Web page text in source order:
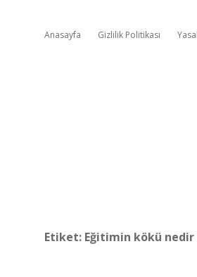
Anasayfa Gizlilik Politikası
Etiket: Eğitimin kökü nedir